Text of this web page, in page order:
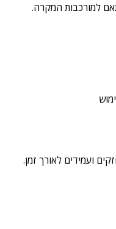
ועמידים לאורך זמן.